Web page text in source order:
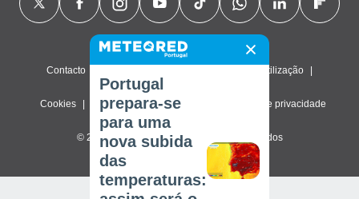
Contacto Termos de utilização
Cookies Política de privacidade Definições de privacidade
© 2026 Meteored. Todos os direitos reservados
Portugal
prepara-se
para uma
nova subida
das
temperaturas: